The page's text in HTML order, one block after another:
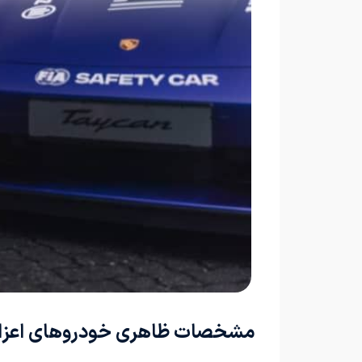
مشخصات ظاهری خودروهای